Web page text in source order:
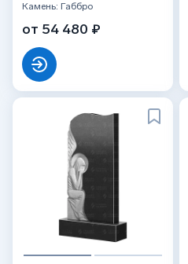
Камень: Габбро
от 54 480 ₽